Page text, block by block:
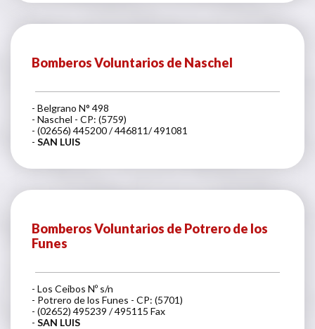
Bomberos Voluntarios de Naschel
- Belgrano N° 498
- Naschel - CP: (5759)
- (02656) 445200 / 446811/ 491081
- SAN LUIS
Bomberos Voluntarios de Potrero de los
Funes
- Los Ceibos Nº s/n
- Potrero de los Funes - CP: (5701)
- (02652) 495239 / 495115 Fax
- SAN LUIS